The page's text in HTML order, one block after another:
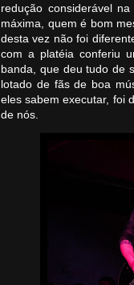
redução considerável
máxima, quem é bom
desta vez não foi
com a platéia conferiu
banda, que deu tudo de
lotado de fãs de boa
eles sabem executar, foi
de nós.